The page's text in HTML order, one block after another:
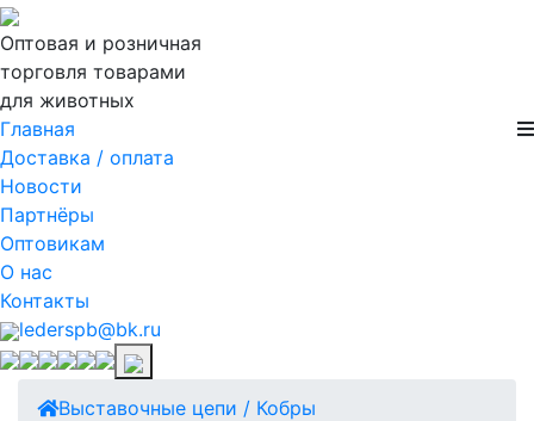
Оптовая и розничная
торговля товарами
для животных
Главная
Доставка / оплата
Новости
Партнёры
Оптовикам
О нас
Контакты
lederspb@bk.ru
Выставочные цепи / Кобры